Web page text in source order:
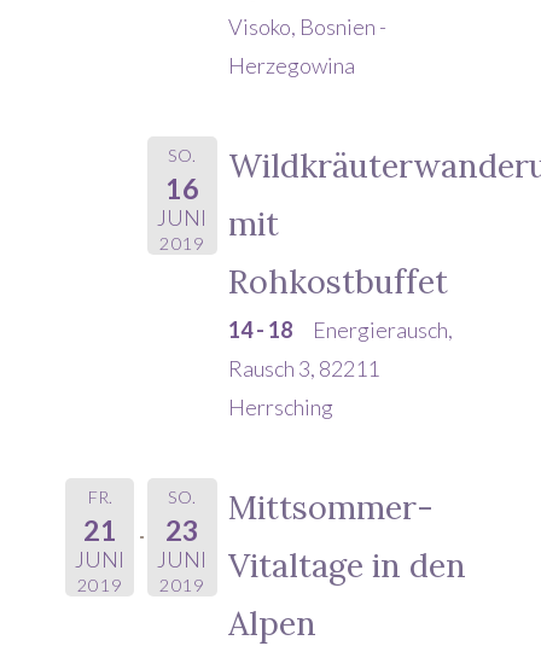
Visoko, Bosnien -
Herzegowina
SO.
16
JUNI
2019
mit
Rohkostbuffet
14 - 18
Energierausch,
Rausch 3, 82211
Herrsching
FR.
21
JUNI
2019
SO.
23
JUNI
2019
Mittsommer-
Vitaltage in den
Alpen